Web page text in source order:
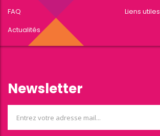
FAQ
Liens utiles
Actualités
Newsletter